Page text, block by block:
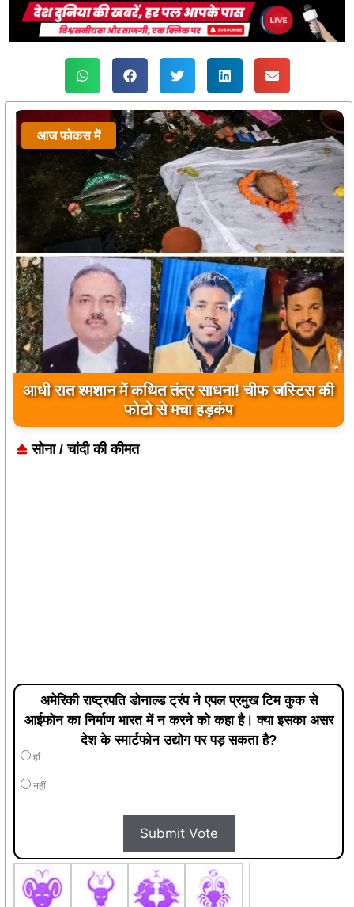
आज फोकस में
उप मुख्यमंत्री अरुण साव ने किया पौधारोपण, बोले-
हरियाली बढ़ेगी तो पर्यावरण भी होगा स्वस्थ और सुंदर
सोना / चांदी की कीमत
अमेरिकी राष्ट्रपति डोनाल्ड ट्रंप ने एपल प्रमुख टिम कुक से
आईफोन का निर्माण भारत में न करने को कहा है। क्या इसका असर
देश के स्मार्टफोन उद्योग पर पड़ सकता है?
हाँ
नहीं
Submit Vote